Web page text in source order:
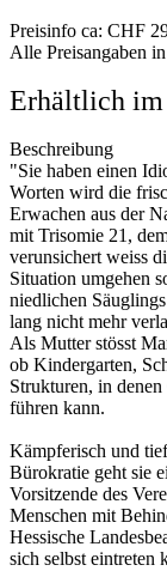
Preisinfo ca: CHF
Alle Preisangaben
Erhältlich im
Beschreibung
"Sie haben einen
Worten wird die
Erwachen aus der
mit Trisomie 21,
verunsichert weiss
Situation umgehen
niedlichen
lang nicht mehr
Als Mutter stösst
ob Kindergarten,
Strukturen, in
führen kann.
Kämpferisch und
Bürokratie geht sie
Vorsitzende des
Menschen mit
Hessische
sich selbst eintreten